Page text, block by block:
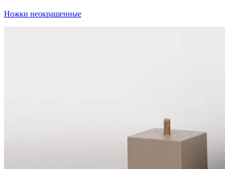
Ножки неокрашенные